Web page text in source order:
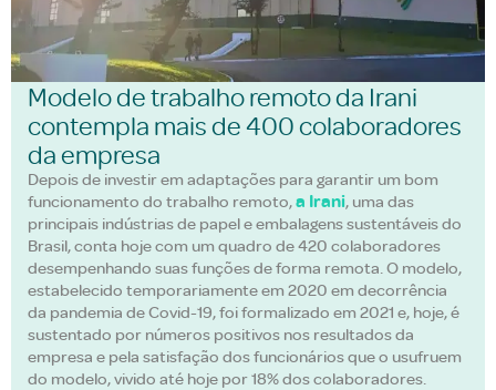
Modelo de trabalho remoto da Irani
contempla mais de 400 colaboradores
da empresa
Depois de investir em adaptações para garantir um bom
funcionamento do trabalho remoto,a Irani, uma das
principais indústrias de papel e embalagens sustentáveis do
Brasil, conta hoje com um quadro de 420 colaboradores
desempenhando suas funções de forma remota. O modelo,
estabelecido temporariamente em 2020 em decorrência
da pandemia de Covid-19, foi formalizado em 2021 e, hoje, é
sustentado por números positivos nos resultados da
empresa e pela satisfação dos funcionários que o usufruem
do modelo, vivido até hoje por 18% dos colaboradores.